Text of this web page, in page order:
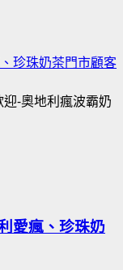
珍珠奶茶門市顧客
愛瘋、珍珠奶